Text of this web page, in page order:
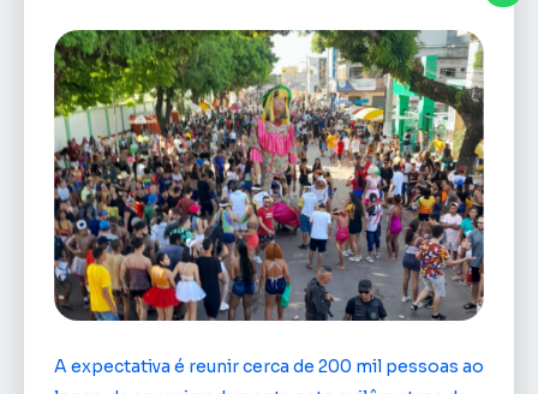
A expectativa é reunir cerca de 200 mil pessoas ao